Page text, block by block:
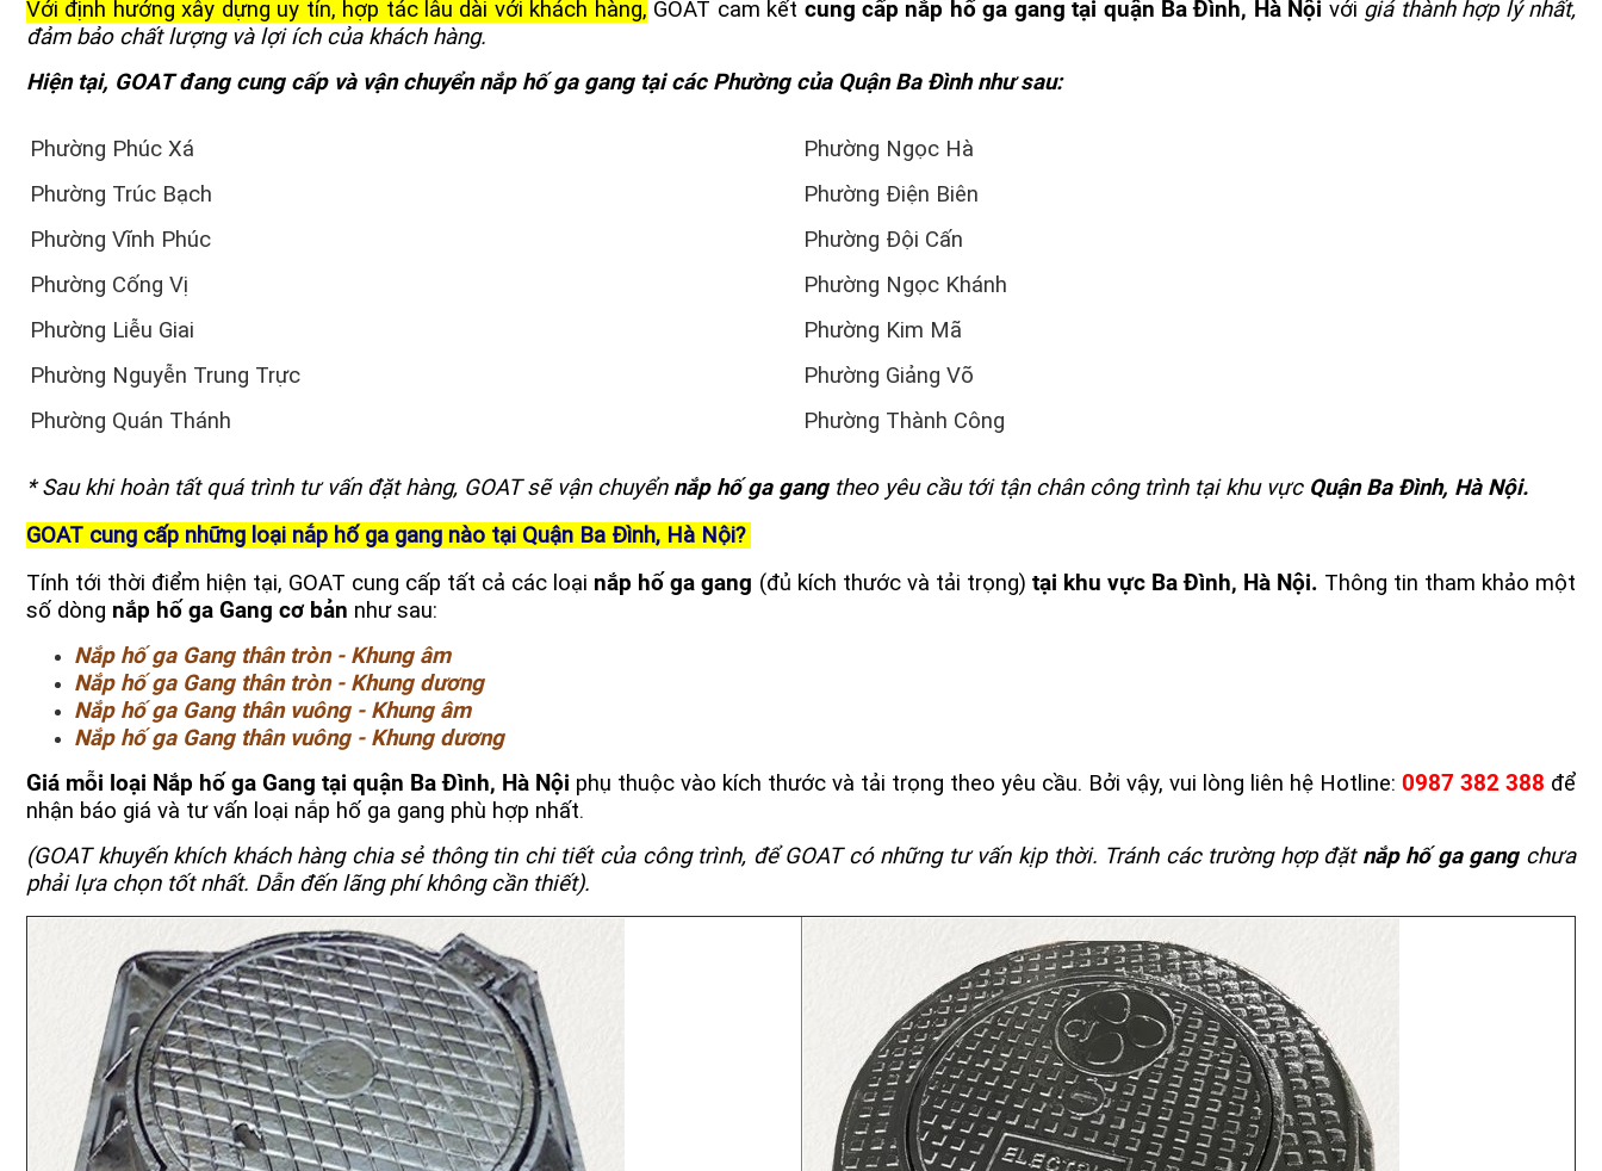
Với định hướng xây dựng uy tín, hợp tác lâu dài với khách hàng, GOAT cam kết cung cấp nắp hố ga gang tại quận Ba Đình, Hà Nội với giá thành hợp lý nhất,
đảm bảo chất lượng và lợi ích của khách hàng.
Hiện tại, GOAT đang cung cấp và vận chuyển nắp hố ga gang tại các Phường của Quận Ba Đình như sau:
Phường Phúc Xá
Phường Trúc Bạch
Phường Vĩnh Phúc
Phường Cống Vị
Phường Liễu Giai
Phường Nguyễn Trung Trực
Phường Quán Thánh
Phường Ngọc Hà
Phường Điện Biên
Phường Đội Cấn
Phường Ngọc Khánh
Phường Kim Mã
Phường Giảng Võ
Phường Thành Công
* Sau khi hoàn tất quá trình tư vấn đặt hàng, GOAT sẽ vận chuyển nắp hố ga gangtheo yêu cầu tới tận chân công trình tại khu vực Quận Ba Đình, Hà Nội.
GOAT cung cấp những loại nắp hố ga gang nào tại Quận Ba Đình, Hà Nội?
Tính tới thời điểm hiện tại, GOAT cung cấp tất cả các loại nắp hố ga gang (đủ kích thước và tải trọng) tại khu vực Ba Đình, Hà Nội. Thông tin tham khảo một
số dòng nắp hố ga Gang cơ bản như sau:
Nắp hố ga Gang thân tròn - Khung âm
Nắp hố ga Gang thân tròn - Khung dương
Nắp hố ga Gang thân vuông - Khung âm
Nắp hố ga Gang thân vuông - Khung dương
Giá mỗi loại Nắp hố ga Gang tại quận Ba Đình, Hà Nội phụ thuộc vào kích thước và tải trọng theo yêu cầu. Bởi vậy, vui lòng liên hệ Hotline: 0987 382 388 để
nhận báo giá và tư vấn loại nắp hố ga gang phù hợp nhất.
(GOAT khuyến khích khách hàng chia sẻ thông tin chi tiết của công trình, để GOAT có những tư vấn kịp thời. Tránh các trường hợp đặt nắp hố ga gangchưa
phải lựa chọn tốt nhất. Dẫn đến lãng phí không cần thiết).